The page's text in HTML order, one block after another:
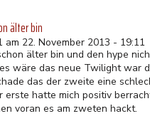
älter bin
am 22. November 2013 - 19:11
älter bin und den hype
wäre das neue Twilight war
das der zweite eine
erste hatte mich positiv
voran es am zweten hackt.